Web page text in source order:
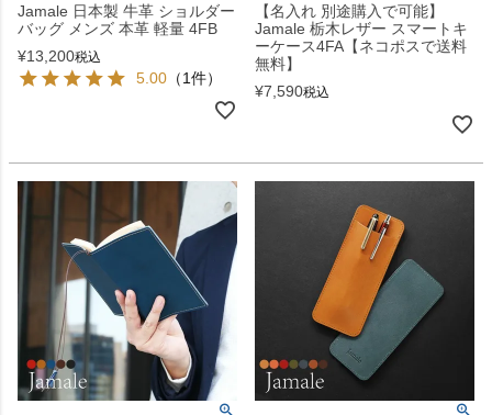
Jamale 日本製 牛革 ショルダー
バッグ メンズ 本革 軽量 4FB
¥13,200税込
5.00 （1件）
【名入れ 別途購入で可能】
Jamale 栃木レザー スマートキ
ーケース4FA【ネコポスで送料
無料】
¥7,590税込